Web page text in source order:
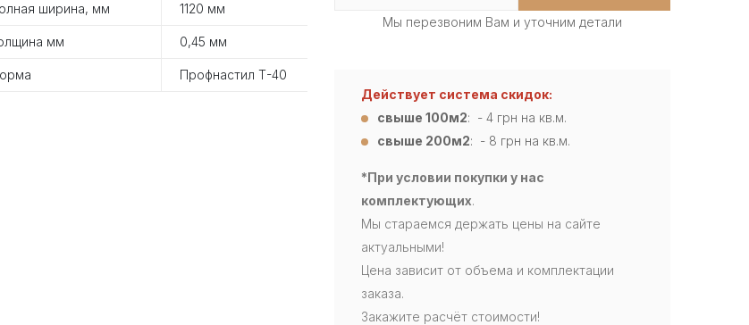
ширина, мм 1120 мм
мм 0,45 мм
Профнастил Т-40
Мы перезвоним Вам и уточним детали
Действует система скидок:
свыше 100м2: - 4 грн на кв.м.
свыше 200м2: - 8 грн на кв.м.
*При условии покупки у нас
комплектующих.
Мы стараемся держать цены на сайте
актуальными!
Цена зависит от объема и комплектации
заказа.
Закажите расчёт стоимости!